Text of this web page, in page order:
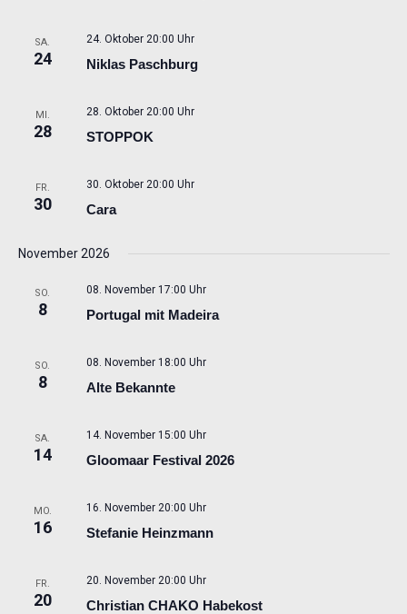
SA.
24 Niklas Paschburg
24. Oktober 20:00 Uhr
MI.
28 STOPPOK
28. Oktober 20:00 Uhr
FR.
30 Cara
30. Oktober 20:00 Uhr
November 2026
SO.
8 Portugal mit Madeira
08. November 17:00 Uhr
SO.
8 Alte Bekannte
08. November 18:00 Uhr
SA.
14 Gloomaar Festival 2026
14. November 15:00 Uhr
MO.
16 Stefanie Heinzmann
16. November 20:00 Uhr
FR.
20 Christian CHAKO Habekost
20. November 20:00 Uhr